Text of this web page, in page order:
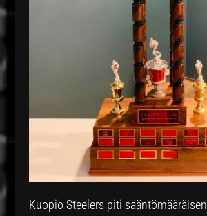
Kuopio Steelers piti sääntömääräisen